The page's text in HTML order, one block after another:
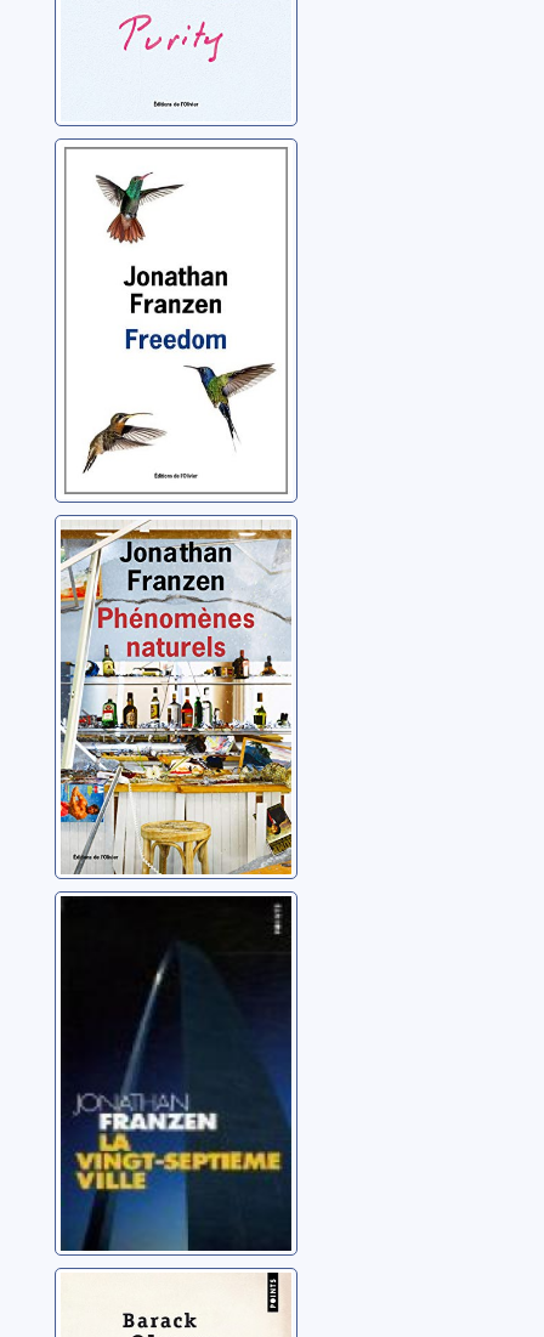
Freedom
Franzen, Jonathan
Phénomènes
naturels
Franzen, Jonathan
La 27e ville:
Franzen, Jonathan
mon père: